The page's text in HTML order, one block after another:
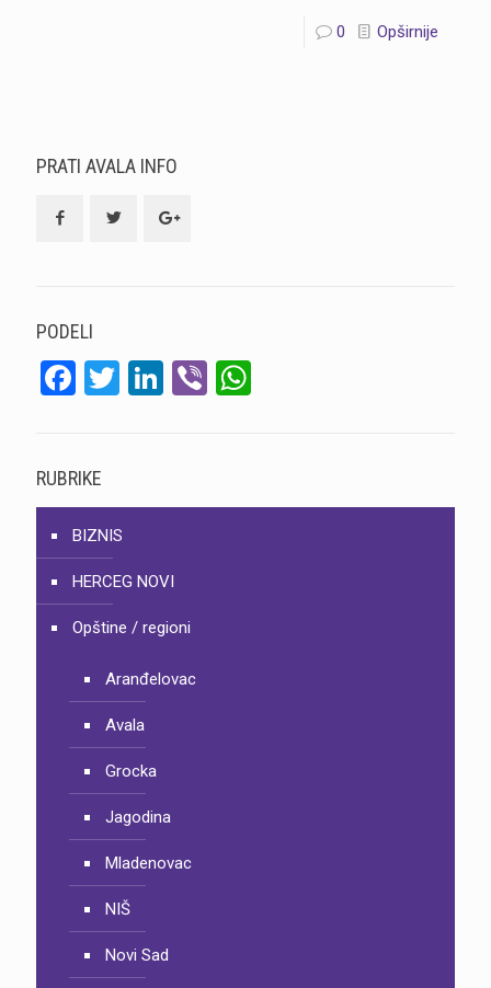
0 Opširnije
PRATI AVALA INFO
PODELI
Facebook
Twitter
LinkedIn
Viber
RUBRIKE
BIZNIS
HERCEG NOVI
Opštine / regioni
Aranđelovac
Avala
Grocka
Jagodina
Mladenovac
NIŠ
Novi Sad